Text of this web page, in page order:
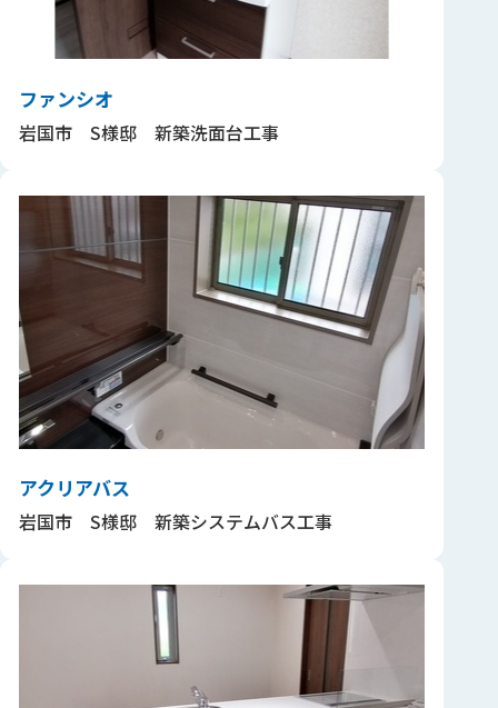
ファンシオ
岩国市 S様邸 新築洗面台工事
アクリアバス
岩国市 S様邸 新築システムバス工事